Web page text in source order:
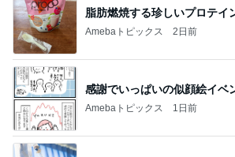
脂肪燃焼する珍しいプロテイ
Amebaトピックス 2日前
感謝でいっぱいの似顔絵イベ
Amebaトピックス 1日前